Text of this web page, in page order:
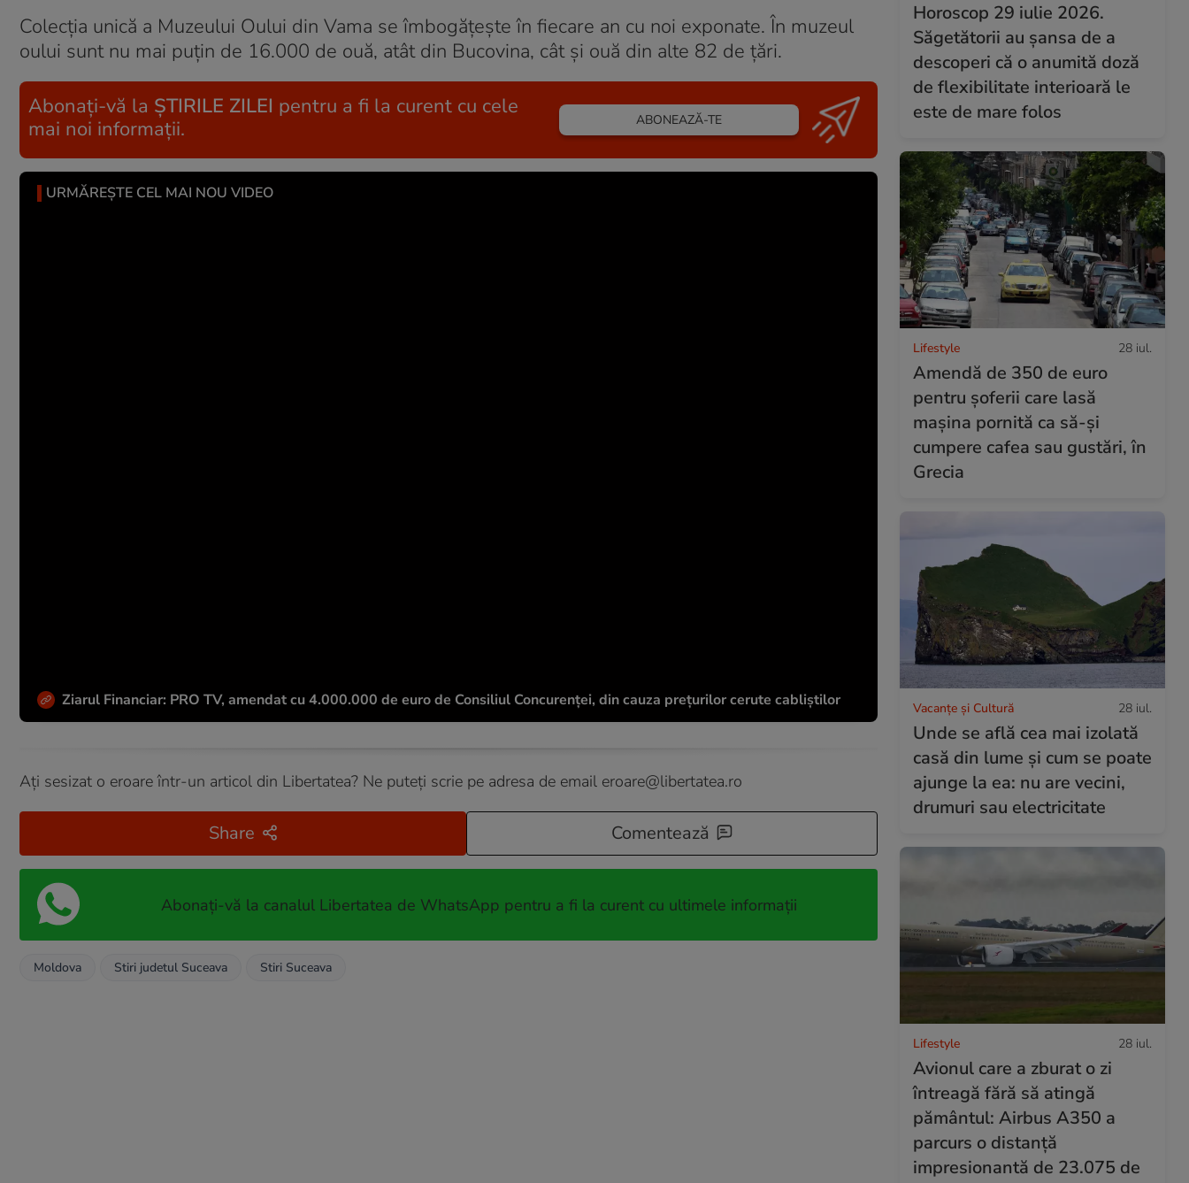
Colecția unică a Muzeului Oului din Vama se îmbogățește în fiecare an cu noi exponate. În muzeul
oului sunt nu mai puțin de 16.000 de ouă, atât din Bucovina, cât şi ouă din alte 82 de țări.
Abonați-vă la ȘTIRILE ZILEI pentru a fi la curent cu cele
mai noi informații.
ABONEAZĂ-TE
URMĂREȘTE CEL MAI NOU VIDEO
Ziarul Financiar: PRO TV, amendat cu 4.000.000 de euro de Consiliul Concurenței, din cauza prețurilor cerute cabliștilor
Ați sesizat o eroare într-un articol din Libertatea? Ne puteți scrie pe adresa de email eroare@libertatea.ro
Share Comentează
Abonați-vă la canalul Libertatea de WhatsApp pentru a fi la curent cu ultimele informații
Moldova Stiri judetul Suceava Stiri Suceava
Horoscop 29 iulie 2026.
Săgetătorii au șansa de a
descoperi că o anumită doză
de flexibilitate interioară le
este de mare folos
Lifestyle 28 iul.
Amendă de 350 de euro
pentru șoferii care lasă
mașina pornită ca să-și
cumpere cafea sau gustări, în
Grecia
Vacanțe și Cultură 28 iul.
Unde se află cea mai izolată
casă din lume și cum se poate
ajunge la ea: nu are vecini,
drumuri sau electricitate
Lifestyle 28 iul.
Avionul care a zburat o zi
întreagă fără să atingă
pământul: Airbus A350 a
parcurs o distanță
impresionantă de 23.075 de